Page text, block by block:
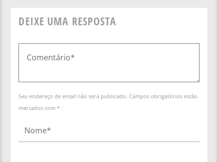
DEIXE UMA RESPOSTA
Seu endereço de email não será publicado. Campos obrigatórios estão
marcados com *